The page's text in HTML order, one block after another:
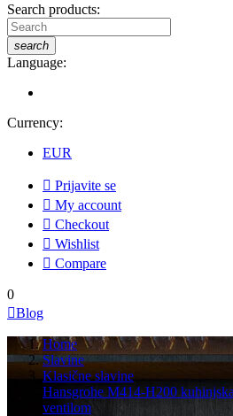
Search products:
search
Language:
Currency:
EUR
 Prijavite se
 My account
 Checkout
 Wishlist
 Compare
0
Blog
Home
Slavine
Klasične slavine
Hansgrohe M414-H200
ventilom